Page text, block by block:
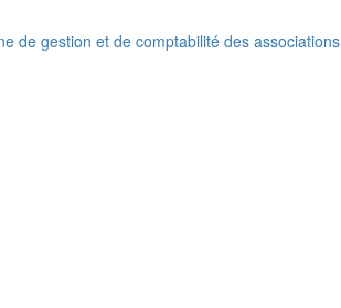
de gestion et de comptabilité des associations